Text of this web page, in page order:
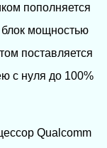
пополняется
блок мощностью
поставляется
с нуля до 100%
Qualcomm